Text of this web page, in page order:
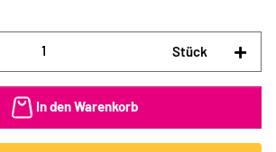
Stück
In den Warenkorb